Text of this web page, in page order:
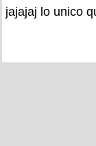
jajajaj lo unico